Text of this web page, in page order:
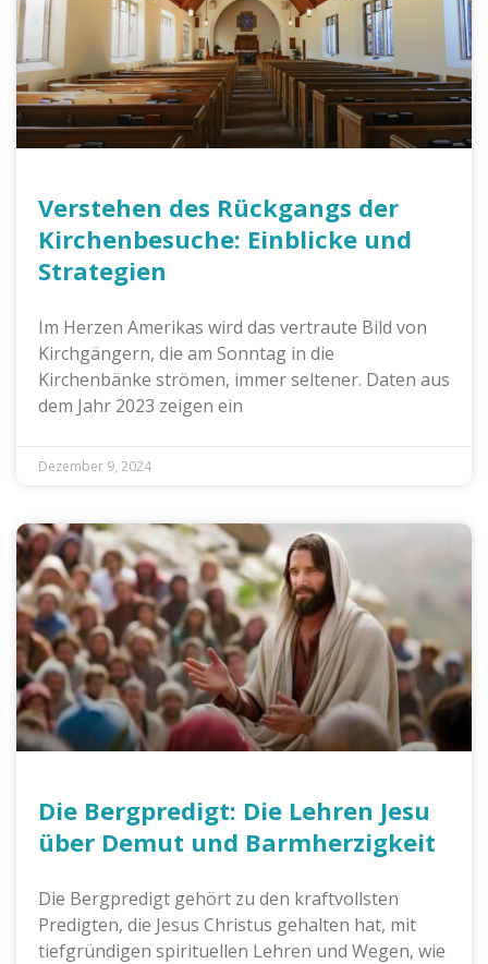
Verstehen des Rückgangs der
Kirchenbesuche: Einblicke und
Strategien
Im Herzen Amerikas wird das vertraute Bild von
Kirchgängern, die am Sonntag in die
Kirchenbänke strömen, immer seltener. Daten aus
dem Jahr 2023 zeigen ein
Dezember 9, 2024
Die Bergpredigt: Die Lehren Jesu
über Demut und Barmherzigkeit
Die Bergpredigt gehört zu den kraftvollsten
Predigten, die Jesus Christus gehalten hat, mit
tiefgründigen spirituellen Lehren und Wegen, wie